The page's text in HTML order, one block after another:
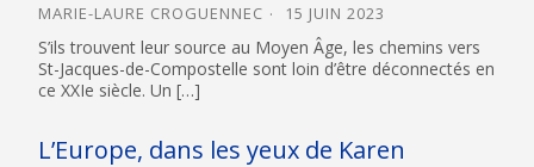
MARIE-LAURE CROGUENNEC 15 JUIN 2023
S’ils trouvent leur source au Moyen Âge, les chemins vers
St-Jacques-de-Compostelle sont loin d’être déconnectés en
ce XXIe siècle. Un […]
L’Europe, dans les yeux de Karen